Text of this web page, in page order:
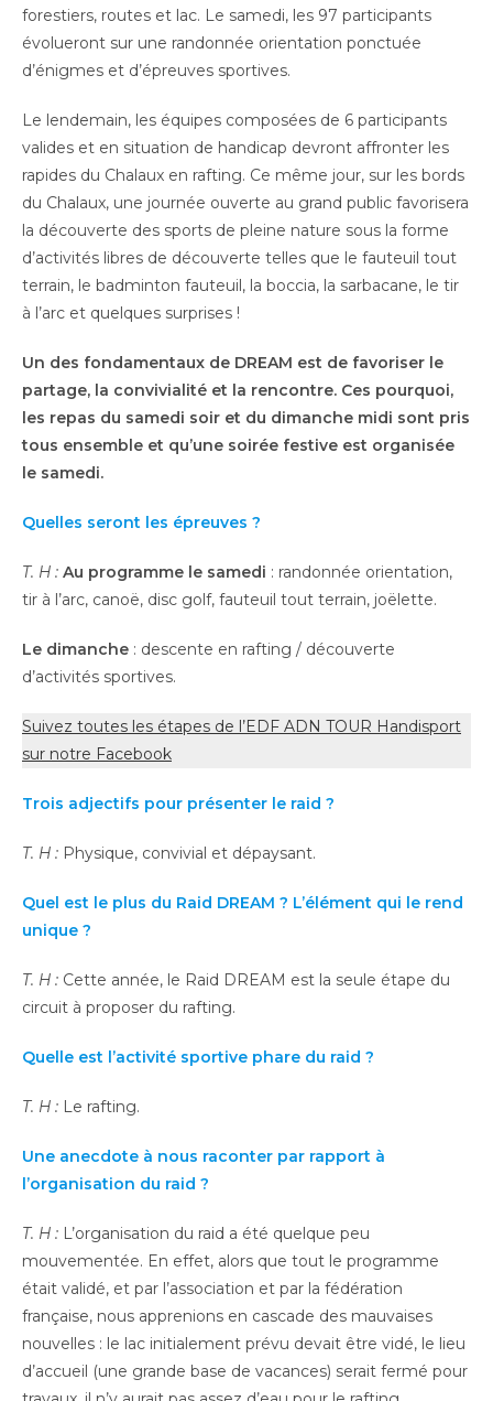
forestiers, routes et lac. Le samedi, les 97 participants
évolueront sur une randonnée orientation ponctuée
d’énigmes et d’épreuves sportives.
Le lendemain, les équipes composées de 6 participants
valides et en situation de handicap devront affronter les
rapides du Chalaux en rafting. Ce même jour, sur les bords
du Chalaux, une journée ouverte au grand public favorisera
la découverte des sports de pleine nature sous la forme
d’activités libres de découverte telles que le fauteuil tout
terrain, le badminton fauteuil, la boccia, la sarbacane, le tir
à l’arc et quelques surprises !
Un des fondamentaux de DREAM est de favoriser le
partage, la convivialité et la rencontre. Ces pourquoi,
les repas du samedi soir et du dimanche midi sont pris
tous ensemble et qu’une soirée festive est organisée
le samedi.
Quelles seront les épreuves ?
T. H : Au programme le samedi : randonnée orientation,
tir à l’arc, canoë, disc golf, fauteuil tout terrain, joëlette.
Le dimanche : descente en rafting / découverte
d’activités sportives.
Suivez toutes les étapes de l’EDF ADN TOUR Handisport
sur notre Facebook
Trois adjectifs pour présenter le raid ?
T. H : Physique, convivial et dépaysant.
Quel est le plus du Raid DREAM ? L’élément qui le rend
unique ?
T. H : Cette année, le Raid DREAM est la seule étape du
circuit à proposer du rafting.
Quelle est l’activité sportive phare du raid ?
T. H : Le rafting.
Une anecdote à nous raconter par rapport à
l’organisation du raid ?
T. H : L’organisation du raid a été quelque peu
mouvementée. En effet, alors que tout le programme
était validé, et par l’association et par la fédération
française, nous apprenions en cascade des mauvaises
nouvelles : le lac initialement prévu devait être vidé, le lieu
d’accueil (une grande base de vacances) serait fermé pour